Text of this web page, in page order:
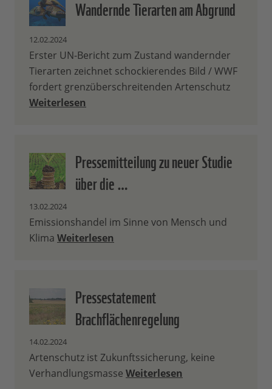
Wandernde Tierarten am Abgrund
12.02.2024
Erster UN-Bericht zum Zustand wandernder
Tierarten zeichnet schockierendes Bild / WWF
fordert grenzüberschreitenden Artenschutz
Weiterlesen
Pressemitteilung zu neuer Studie
über die …
13.02.2024
Emissionshandel im Sinne von Mensch und
Klima Weiterlesen
Pressestatement
Brachflächenregelung
14.02.2024
Artenschutz ist Zukunftssicherung, keine
Verhandlungsmasse Weiterlesen